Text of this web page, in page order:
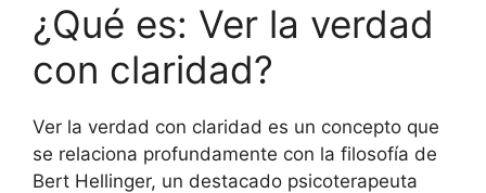
¿Qué es: Ver la verdad
con claridad?
Ver la verdad con claridad es un concepto que
se relaciona profundamente con la filosofía de
Bert Hellinger, un destacado psicoterapeuta